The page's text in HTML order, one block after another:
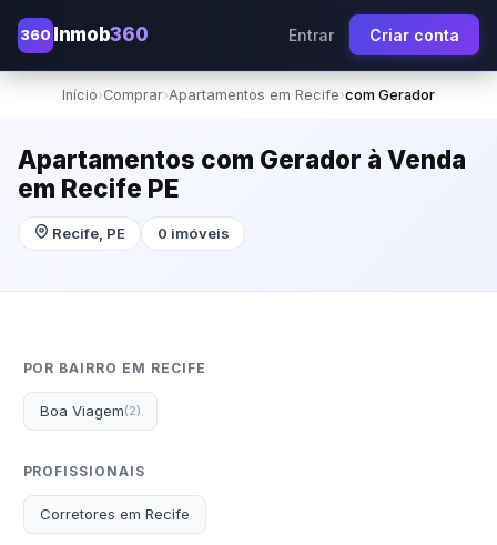
360 Inmob360 Entrar Criar conta
Início›Comprar›Apartamentos em Recife›com Gerador
Apartamentos com Gerador à Venda
em Recife PE
Recife, PE 0 imóveis
POR BAIRRO EM RECIFE
Boa Viagem(2)
PROFISSIONAIS
Corretores em Recife